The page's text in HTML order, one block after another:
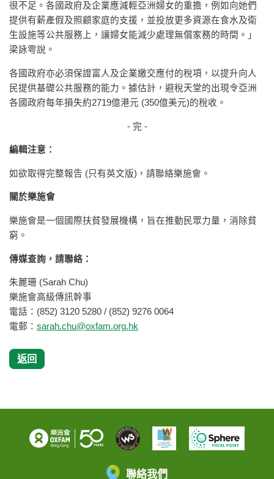
很不足。各國政府及企業應減輕亞洲婦女的重擔，例如向她們
提供有薪產假及照顧家庭的支援，並投放更多資源在食水及衛
生設施等公共服務上，讓婦女能減少處理無償家務的時間。」
梁詠雩說。
各國政府亦必須保證富人及企業繳交應付的稅項，以提升向人
民提供基礎公共服務的能力。據估計，避稅天堂的出現令亞洲
各國政府每年損失約2719億港元 (350億美元)的稅收。
- 完 -
編輯注意：
如欲取得完整報告 (只有英文版)，請聯絡樂施會。
關於樂施會
樂施會是一個國際扶貧發展機構，旨在推動民眾力量，消除貧
窮。
傳媒查詢，請聯絡：
朱麗珊 (Sarah Chu)
樂施會高級傳訊幹事
電話：(852) 3120 5280 / (852) 9276 0064
電郵： sarah.chu@oxfam.org.hk
返回
聯絡我們